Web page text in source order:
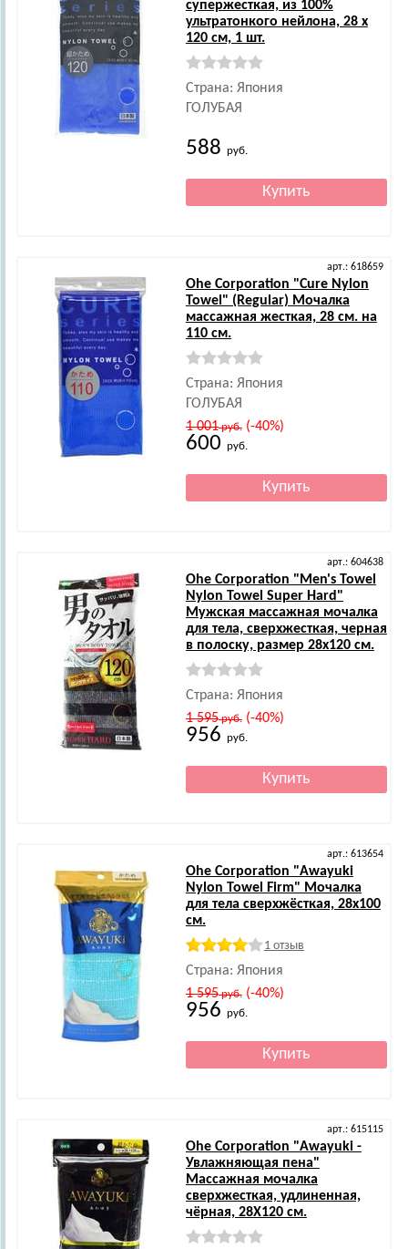
супержесткая, из 100%
ультратонкого нейлона, 28 х
120 см, 1 шт.
Страна: Япония
ГОЛУБАЯ
588 руб.
арт.: 618659
Ohe Corporation "Cure Nylon
Towel" (Regular) Мочалка
массажная жесткая, 28 см. на
110 см.
Страна: Япония
ГОЛУБАЯ
1 001руб.(-40%)
600 руб.
арт.: 604638
Ohe Corporation "Men's Towel
Nylon Towel Super Hard"
Мужская массажная мочалка
для тела, сверхжесткая, черная
в полоску, размер 28х120 см.
Страна: Япония
1 595руб.(-40%)
956 руб.
арт.: 613654
Ohe Corporation "Awayuki
Nylon Towel Firm" Мочалка
для тела сверхжёсткая, 28x100
см.
1 отзыв
Страна: Япония
1 595руб.(-40%)
956 руб.
арт.: 615115
Ohe Corporation "Awayuki -
Увлажняющая пена"
Массажная мочалка
сверхжесткая, удлиненная,
чёрная, 28Х120 см.